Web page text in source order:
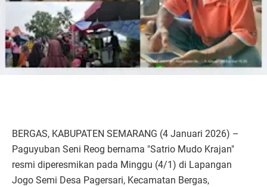
BERGAS, KABUPATEN SEMARANG (4 Januari 2026) –
Paguyuban Seni Reog bernama "Satrio Mudo Krajan"
resmi diperesmikan pada Minggu (4/1) di Lapangan
Jogo Semi Desa Pagersari, Kecamatan Bergas,